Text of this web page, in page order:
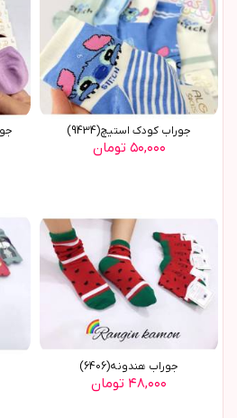
جوراب کودک استيچ(9434)
۵۰,۰۰۰ تومان
جوراب هندونه(6406)
۴۸,۰۰۰ تومان